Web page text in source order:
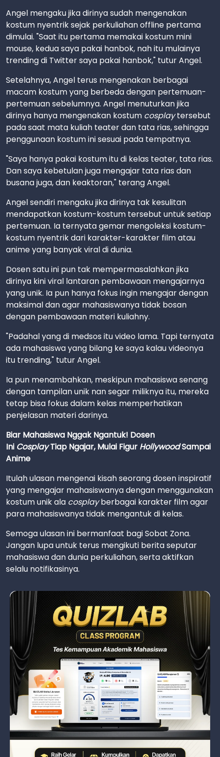
Angel mengaku jika dirinya sudah mengenakan
kostum nyentrik sejak perkuliahan offline pertama
dimulai. "Saat itu pertama memakai kostum mini
mouse, kedua saya pakai hanbok, nah itu mulainya
trending di Twitter saya pakai hanbok," tutur Angel.
Setelahnya, Angel terus mengenakan berbagai
macam kostum yang berbeda dengan pertemuan-
pertemuan sebelumnya. Angel menuturkan jika
dirinya hanya mengenakan kostum cosplaytersebut
pada saat mata kuliah teater dan tata rias, sehingga
penggunaan kostum ini sesuai pada tempatnya.
"Saya hanya pakai kostum itu di kelas teater, tata rias.
Dan saya kebetulan juga mengajar tata rias dan
busana juga, dan keaktoran," terang Angel.
Angel sendiri mengaku jika dirinya tak kesulitan
mendapatkan kostum-kostum tersebut untuk setiap
pertemuan. Ia ternyata gemar mengoleksi kostum-
kostum nyentrik dari karakter-karakter film atau
anime yang banyak viral di dunia.
Dosen satu ini pun tak mempermasalahkan jika
dirinya kini viral lantaran pembawaan mengajarnya
yang unik. Ia pun hanya fokus ingin mengajar dengan
maksimal dan agar mahasiswanya tidak bosan
dengan pembawaan materi kuliahny.
"Padahal yang di medsos itu video lama. Tapi ternyata
ada mahasiswa yang bilang ke saya kalau videonya
itu trending," tutur Angel.
Ia pun menambahkan, meskipun mahasiswa senang
dengan tampilan unik nan segar miliknya itu, mereka
tetap bisa fokus dalam kelas memperhatikan
penjelasan materi darinya.
Biar Mahasiswa Nggak Ngantuk! Dosen
Ini CosplayTiap Ngajar, Mulai Figur HollywoodSampai
Anime
Itulah ulasan mengenai kisah seorang dosen inspiratif
yang mengajar mahasiswanya dengan menggunakan
kostum unik ala cosplayberbagai karakter film agar
para mahasiswanya tidak mengantuk di kelas.
Semoga ulasan ini bermanfaat bagi Sobat Zona.
Jangan lupa untuk terus mengikuti berita seputar
mahasiswa dan dunia perkuliahan, serta aktifkan
selalu notifikasinya.